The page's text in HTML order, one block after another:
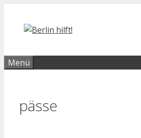
Inhalt
springen
Menü
pässe